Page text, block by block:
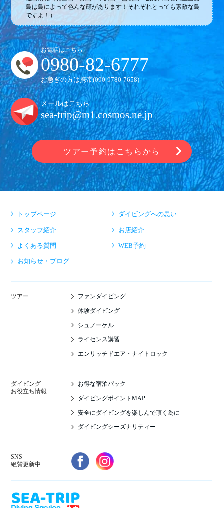
島は島によって色んな顔があります！それぞれとっても素敵な島
ですよ！）
お電話はこちら
0980-82-6777
お急ぎの方は携帯(090-9780-7658)
メールはこちら
sea-trip@m1.cosmos.ne.jp
ツアー予約はこちらから
トップページ ダイビングへの思い
スタッフ紹介 お店紹介
よくある質問 WEB予約
お知らせ・ブログ
ツアー ファンダイビング
体験ダイビング
シュノーケル
ライセンス講習
エンリッチドエア・ナイトロック
ダイビング
お役立ち情報
お得な宿泊パック
ダイビングポイントMAP
安全にダイビングを楽しんで頂く為に
ダイビングシーズナリティー
SNS
絶賛更新中